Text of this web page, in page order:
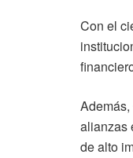
Con el
alianzas
de alto